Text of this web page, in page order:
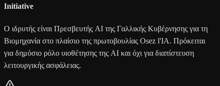
Initiative
Ο ιδρυτής είναι Πρεσβευτής AI της Γαλλικής Κυβέρνησης για τη
Βιομηχανία στο πλαίσιο της πρωτοβουλίας Osez l'IA. Πρόκειται
για δημόσιο ρόλο υιοθέτησης της AI και όχι για διαπίστευση
λειτουργικής ασφάλειας.